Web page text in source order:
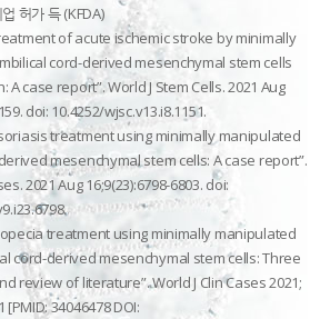
허가 득 (KFDA)
of acute ischemic stroke by minimally
cord-derived mesenchymal stem cells
case report”. World J Stem Cells. 2021 Aug
doi: 10.4252/wjsc.v13.i8.1151.
treatment using minimally manipulated
mesenchymal stem cells: A case report”.
2021 Aug 16;9(23):6798-6803. doi:
treatment using minimally manipulated
cord-derived mesenchymal stem cells: Three
review of literature”. World J Clin Cases 2021;
[PMID: 34046478 DOI: